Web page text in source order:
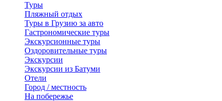
Туры
Пляжный отдых
Туры в Грузию за авто
Гастрономические туры
Экскурсионные туры
Оздоровительные туры
Экскурсии
Экскурсии из Батуми
Отели
Город / местность
На побережье